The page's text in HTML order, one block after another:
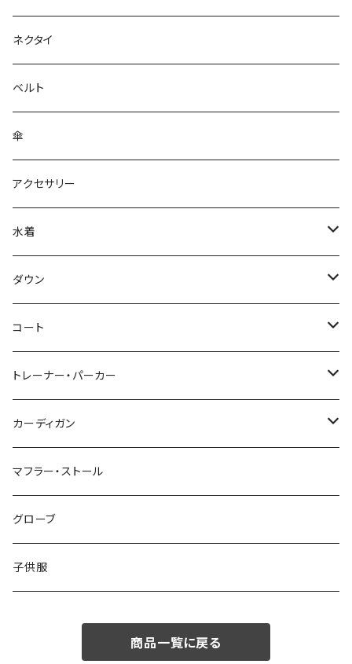
ネクタイ
ベルト
傘
アクセサリー
水着
～44/S
46/M
48/L
50/XL～
ダウン
～44/S
46/M
48/L
50/XL～
コート
～44/S
46/M
48/L
50/XL～
トレーナー・パーカー
～44/S
46/M
48/L
50/XL～
カーディガン
～44/S
46/M
48/L
マフラー・ストール
グローブ
子供服
商品一覧に戻る